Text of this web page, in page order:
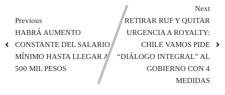
Previous
HABRÁ AUMENTO
CONSTANTE DEL SALARIO
MÍNIMO HASTA LLEGAR A
500 MIL PESOS
Next
RETIRAR RUF Y QUITAR
URGENCIA A ROYALTY:
CHILE VAMOS PIDE
“DIÁLOGO INTEGRAL” AL
GOBIERNO CON 4
MEDIDAS